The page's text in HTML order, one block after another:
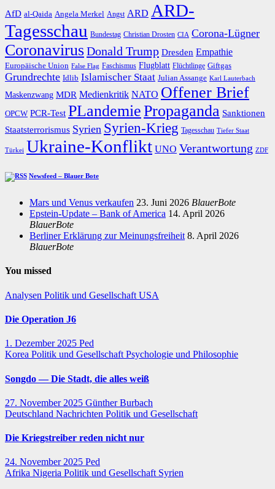
AfD al-Qaida Angela Merkel Angst ARD ARD-
Tagesschau Bundestag Christian Drosten CIA Corona-Lügner
CoronavirusDonald Trump Dresden Empathie
Europäische Union False Flag Faschismus Flugblatt Flüchtlinge Giftgas
Grundrechte Idlib Islamischer Staat Julian Assange Karl Lauterbach
Maskenzwang MDR Medienkritik NATO Offener Brief
OPCW PCR-Test PLandemiePropaganda Sanktionen
Staatsterrorismus Syrien Syrien-Krieg Tagesschau Tiefer Staat
Türkei Ukraine-Konflikt UNO Verantwortung ZDF
Newsfeed – Blauer Bote
Mars und Venus verkaufen 23. Juni 2026 BlauerBote
Epstein-Update – Bank of America 14. April 2026
BlauerBote
Berliner Erklärung zur Meinungsfreiheit 8. April 2026
BlauerBote
You missed
Analysen Politik und Gesellschaft USA
Die Operation J6
1. Dezember 2025 Ped
Korea Politik und Gesellschaft Psychologie und Philosophie
Songdo — Die Stadt, die alles weiß
27. November 2025 Günther Burbach
Deutschland Nachrichten Politik und Gesellschaft
Die Kriegstreiber reden nicht nur
24. November 2025 Ped
Afrika Nigeria Politik und Gesellschaft Syrien